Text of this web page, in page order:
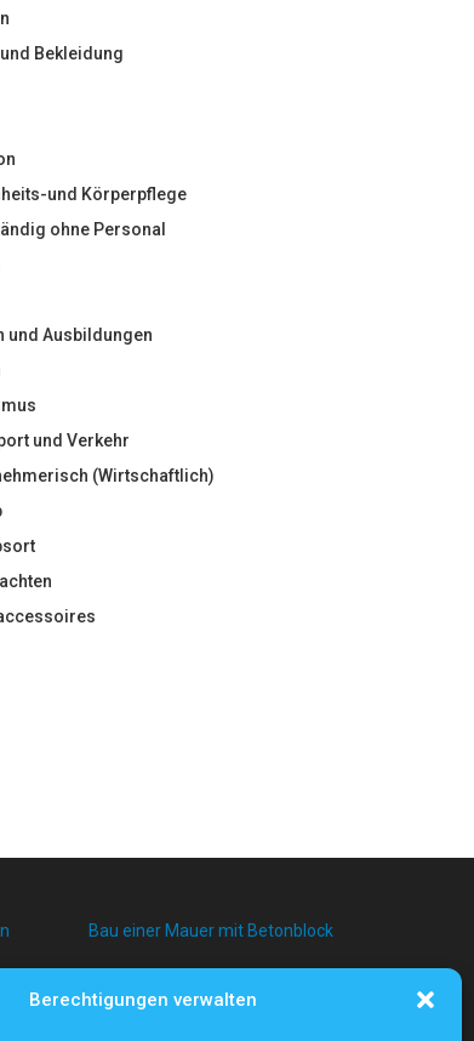
Berechtigungen verwalten
Bekleidung
und Körperpflege
ohne Personal
und Ausbildungen
und Verkehr
(Wirtschaftlich)
Bau einer Mauer mit Betonblock